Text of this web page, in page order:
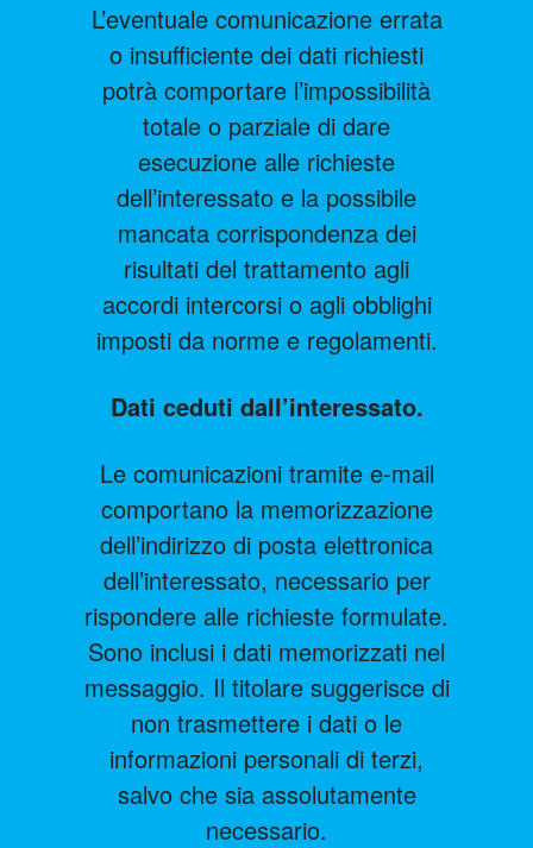
L’eventuale comunicazione errata
o insufficiente dei dati richiesti
potrà comportare l’impossibilità
totale o parziale di dare
esecuzione alle richieste
dell’interessato e la possibile
mancata corrispondenza dei
risultati del trattamento agli
accordi intercorsi o agli obblighi
imposti da norme e regolamenti.
Dati ceduti dall’interessato.
Le comunicazioni tramite e-mail
comportano la memorizzazione
dell’indirizzo di posta elettronica
dell’interessato, necessario per
rispondere alle richieste formulate.
Sono inclusi i dati memorizzati nel
messaggio. Il titolare suggerisce di
non trasmettere i dati o le
informazioni personali di terzi,
salvo che sia assolutamente
necessario.